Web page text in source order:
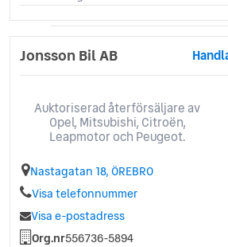
Jonsson Bil AB
Auktoriserad återförsäljare av
Opel, Mitsubishi, Citroën,
Leapmotor och Peugeot.
Nastagatan 18, ÖREBRO
Visa telefonnummer
Visa e-postadress
Org.nr556736-5894